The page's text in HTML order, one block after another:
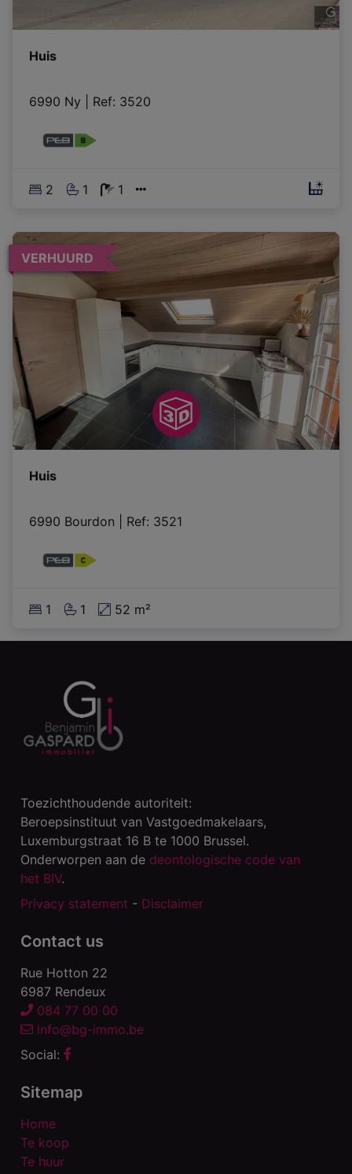
Huis
6990 Ny Ref: 3520
2 1 1
VERHUURD
Huis
6990 Bourdon Ref: 3521
1 1 52 m²
Toezichthoudende autoriteit:
Beroepsinstituut van Vastgoedmakelaars,
Luxemburgstraat 16 B te 1000 Brussel.
Onderworpen aan de deontologische code van
het BIV.
Privacy statement - Disclaimer
Contact us
Rue Hotton 22
6987 Rendeux
084 77 00 00
info@bg-immo.be
Social:
Sitemap
Home
Te koop
Te huur